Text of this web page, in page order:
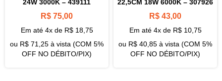
24W 3000K – 439111
R$ 75,00
Em até 4x de R$18,75
ou R$ 71,25 à vista (COM 5%
OFF NO DÉBITO/PIX)
22,5CM 18W 6000K – 307926
R$ 43,00
Em até 4x de R$10,75
ou R$ 40,85 à vista (COM 5%
OFF NO DÉBITO/PIX)